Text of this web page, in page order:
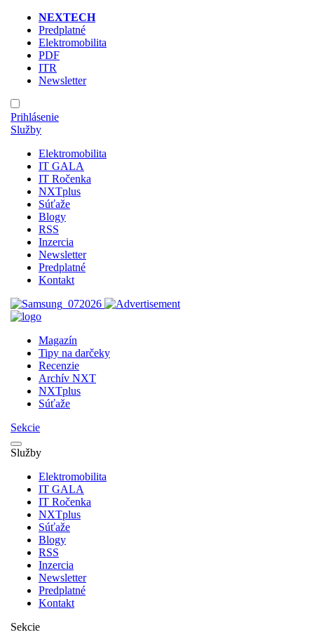
NEXTECH
Predplatné
Elektromobilita
PDF
ITR
Newsletter
Prihlásenie
Služby
Elektromobilita
IT GALA
IT Ročenka
NXTplus
Súťaže
Blogy
RSS
Inzercia
Newsletter
Predplatné
Kontakt
Magazín
Tipy na darčeky
Recenzie
Archív NXT
NXTplus
Súťaže
Sekcie
Služby
Elektromobilita
IT GALA
IT Ročenka
NXTplus
Súťaže
Blogy
RSS
Inzercia
Newsletter
Predplatné
Kontakt
Sekcie